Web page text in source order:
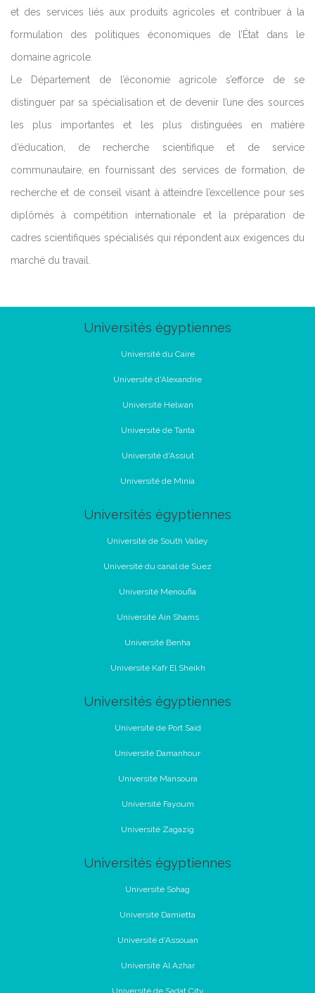
et des services liés aux produits agricoles et contribuer à la
formulation des politiques économiques de l’État dans le
domaine agricole.
Le Département de l’économie agricole s’efforce de se
distinguer par sa spécialisation et de devenir l’une des sources
les plus importantes et les plus distinguées en matière
d’éducation, de recherche scientifique et de service
communautaire, en fournissant des services de formation, de
recherche et de conseil visant à atteindre l’excellence pour ses
diplômés à compétition internationale et la préparation de
cadres scientifiques spécialisés qui répondent aux exigences du
marché du travail.
Universités égyptiennes
Université du Caire
Université d'Alexandrie
Université Helwan
Université de Tanta
Université d'Assiut
Université de Minia
Universités égyptiennes
Université de South Valley
Université du canal de Suez
Université Menoufia
Université Ain Shams
Université Benha
Université Kafr El Sheikh
Universités égyptiennes
Université de Port Said
Université Damanhour
Université Mansoura
Université Fayoum
Université Zagazig
Universités égyptiennes
Université Sohag
Université Damietta
Université d'Assouan
Université Al Azhar